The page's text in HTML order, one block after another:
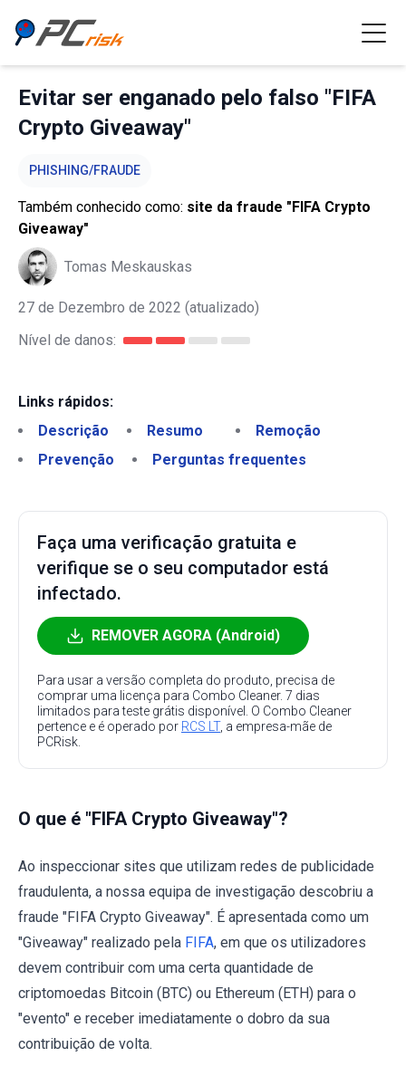
Evitar ser enganado pelo falso "FIFA
Crypto Giveaway"
PHISHING/FRAUDE
Também conhecido como: site da fraude "FIFA Crypto
Giveaway"
Tomas Meskauskas
27 de Dezembro de 2022 (atualizado)
Nível de danos:
Links rápidos:
Descrição
Resumo
Remoção
Prevenção
Perguntas frequentes
Faça uma verificação gratuita e
verifique se o seu computador está
infectado.
REMOVER AGORA (Android)
Para usar a versão completa do produto, precisa de
comprar uma licença para Combo Cleaner. 7 dias
limitados para teste grátis disponível. O Combo Cleaner
pertence e é operado por RCS LT, a empresa-mãe de
PCRisk.
O que é "FIFA Crypto Giveaway"?
Ao inspeccionar sites que utilizam redes de publicidade
fraudulenta, a nossa equipa de investigação descobriu a
fraude "FIFA Crypto Giveaway". É apresentada como um
"Giveaway" realizado pela FIFA, em que os utilizadores
devem contribuir com uma certa quantidade de
criptomoedas Bitcoin (BTC) ou Ethereum (ETH) para o
"evento" e receber imediatamente o dobro da sua
contribuição de volta.